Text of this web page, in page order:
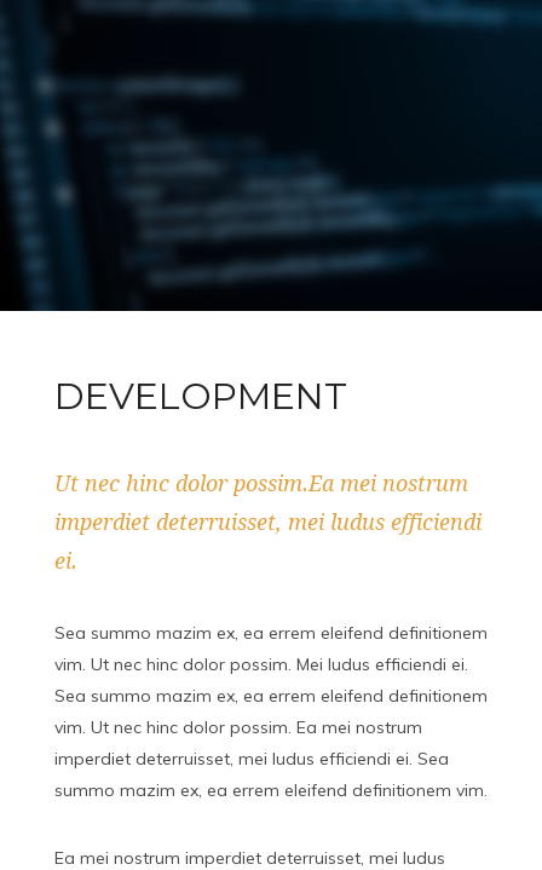
DEVELOPMENT
Ut nec hinc dolor possim.Ea mei nostrum
imperdiet deterruisset, mei ludus efficiendi
ei.
Sea summo mazim ex, ea errem eleifend definitionem
vim. Ut nec hinc dolor possim. Mei ludus efficiendi ei.
Sea summo mazim ex, ea errem eleifend definitionem
vim. Ut nec hinc dolor possim. Ea mei nostrum
imperdiet deterruisset, mei ludus efficiendi ei. Sea
summo mazim ex, ea errem eleifend definitionem vim.
Ea mei nostrum imperdiet deterruisset, mei ludus